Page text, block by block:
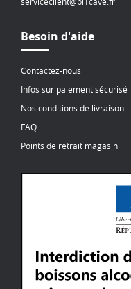
Besoin d'aide
Contactez-nous
Infos sur paiement sécurisé
Nos conditions de livraison
FAQ
Points de retrait magasin